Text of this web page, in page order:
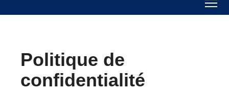
Politique de
confidentialité